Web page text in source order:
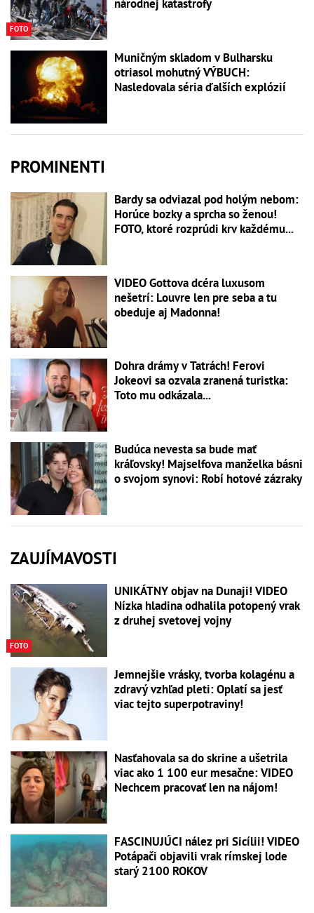
FOTO
národnej katastrofy
Muničným skladom v Bulharsku
otriasol mohutný VÝBUCH:
Nasledovala séria ďalších explózií
PROMINENTI
Bardy sa odviazal pod holým nebom:
Horúce bozky a sprcha so ženou!
FOTO, ktoré rozprúdi krv každému...
VIDEO Gottova dcéra luxusom
nešetrí: Louvre len pre seba a tu
obeduje aj Madonna!
Dohra drámy v Tatrách! Ferovi
Jokeovi sa ozvala zranená turistka:
Toto mu odkázala...
Budúca nevesta sa bude mať
kráľovsky! Majselfova manželka básni
o svojom synovi: Robí hotové zázraky
ZAUJÍMAVOSTI
FOTO
UNIKÁTNY objav na Dunaji! VIDEO
Nízka hladina odhalila potopený vrak
z druhej svetovej vojny
Jemnejšie vrásky, tvorba kolagénu a
zdravý vzhľad pleti: Oplatí sa jesť
viac tejto superpotraviny!
Nasťahovala sa do skrine a ušetrila
viac ako 1 100 eur mesačne: VIDEO
Nechcem pracovať len na nájom!
FASCINUJÚCI nález pri Sicílii! VIDEO
Potápači objavili vrak rímskej lode
starý 2100 ROKOV